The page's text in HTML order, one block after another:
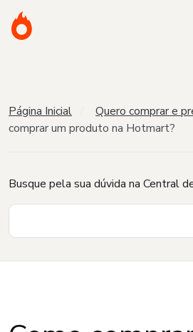
Página Inicial Quero comprar e
comprar um produto na Hotmart?
Busque pela sua dúvida na Central